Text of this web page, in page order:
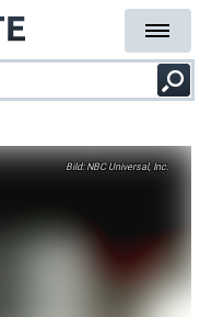
NBC Universal, Inc.